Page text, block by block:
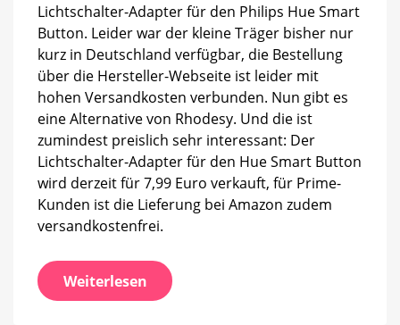
Lichtschalter-Adapter für den Philips Hue Smart
Button. Leider war der kleine Träger bisher nur
kurz in Deutschland verfügbar, die Bestellung
über die Hersteller-Webseite ist leider mit
hohen Versandkosten verbunden. Nun gibt es
eine Alternative von Rhodesy. Und die ist
zumindest preislich sehr interessant: Der
Lichtschalter-Adapter für den Hue Smart Button
wird derzeit für 7,99 Euro verkauft, für Prime-
Kunden ist die Lieferung bei Amazon zudem
versandkostenfrei.
Weiterlesen